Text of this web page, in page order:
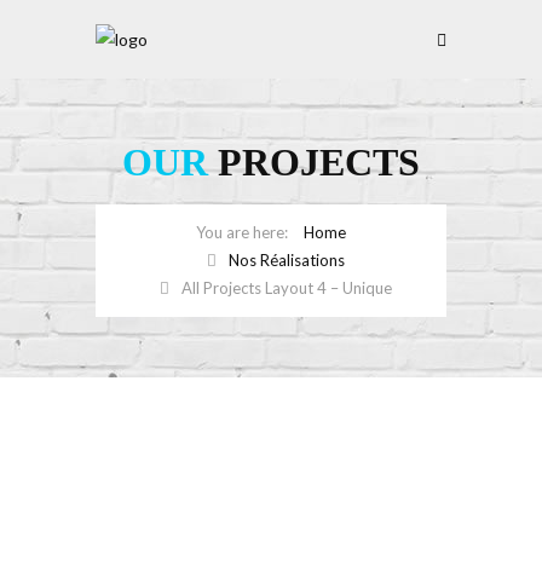
OURPROJECTS
Home
Nos Réalisations
All Projects Layout 4 – Unique